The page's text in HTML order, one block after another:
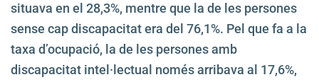
situava en el 28,3%, mentre que la de les persones
sense cap discapacitat era del 76,1%. Pel que fa a la
taxa d’ocupació, la de les persones amb
discapacitat intel·lectual només arribava al 17,6%,